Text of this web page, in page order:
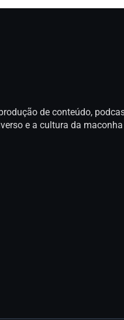
de conteúdo,
e a cultura da